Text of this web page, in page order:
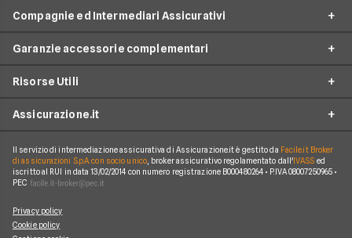
RC Auto
RC Moto
Assicurazione Ciclomotore
Assicurazione Casa
Polizza Vita
Polizza Animali Domestici
Compagnie ed Intermediari Assicurativi
Allianz Direct
Prima.it
Linear
Genertel
Genialclick
Quixa
Garanzie accessorie complementari
Infortuni conducente
Tutela legale
Eventi atmosferici e naturali
Risorse Utili
Guide
Glossario
Blog
Assicurazione.it
Chi Siamo
Come funziona Assicurazione.it
Reclami
Lavora con Noi
Il servizio di intermediazione assicurativa di Assicurazione.it è gestito da Facile.it Broker
di assicurazioni S.p.A. con socio unico, broker assicurativo regolamentato dall' IVASS ed
iscritto al RUI in data 13/02/2014 con numero registrazione B000480264 • P.IVA 08007250965 •
PEC
Privacy policy
Cookie policy